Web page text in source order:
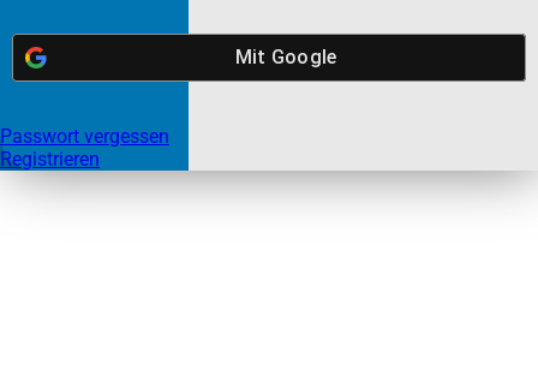
Mit Google
Passwort vergessen
Registrieren